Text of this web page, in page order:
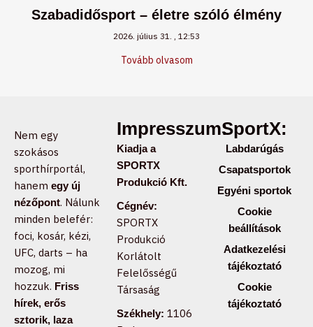
Szabadidősport – életre szóló élmény
2026. július 31. 12:53
Tovább olvasom
Nem egy
szokásos
sporthírportál,
hanem egy új
nézőpont. Nálunk
minden belefér:
foci, kosár, kézi,
UFC, darts – ha
mozog, mi
hozzuk. Friss
hírek, erős
sztorik, laza
Impresszum:
Kiadja a
SPORTX
Produkció Kft.
Cégnév:
SPORTX
Produkció
Korlátolt
Felelősségű
Társaság
Székhely: 1106
SportX:
Labdarúgás
Csapatsportok
Egyéni sportok
Cookie
beállítások
Adatkezelési
tájékoztató
Cookie
tájékoztató